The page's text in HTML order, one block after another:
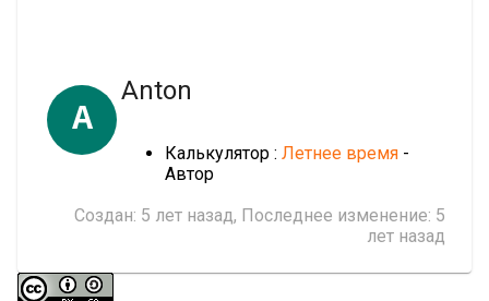
A
Anton
Калькулятор : Летнее время -
Автор
Создан: 5 лет назад, Последнее изменение: 5
лет назад